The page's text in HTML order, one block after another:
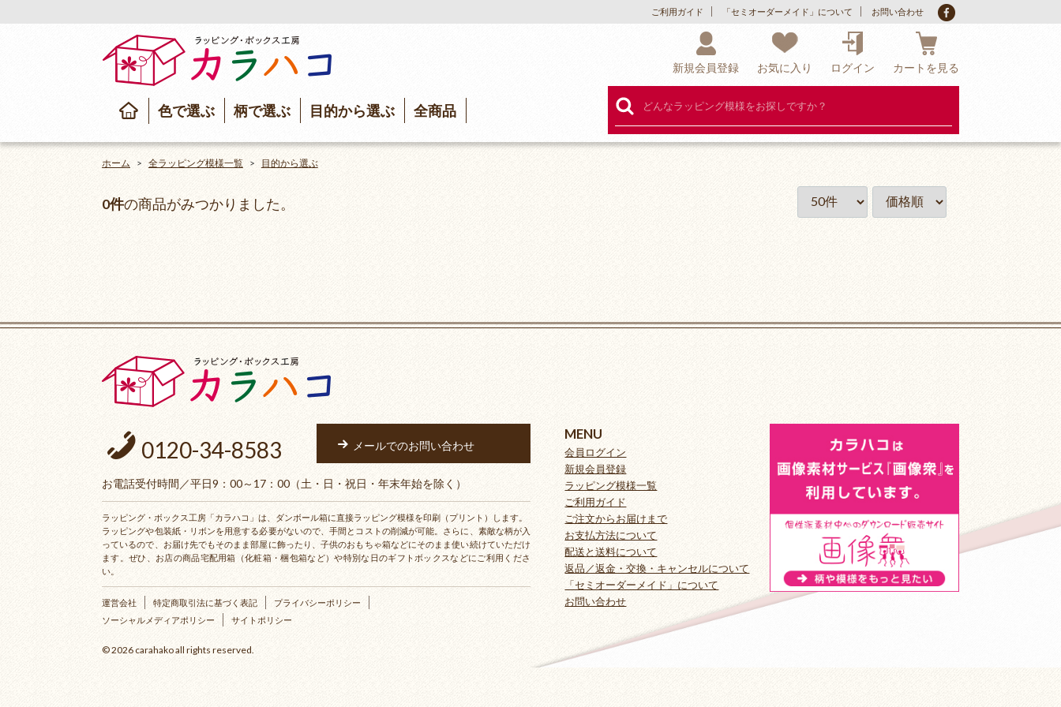
ご利用ガイド 「セミオーダーメイド」について お問い合わせ
新規会員登録 お気に入り ログイン カートを見る
色で選ぶ 柄で選ぶ 目的から選ぶ 全商品
ホーム 全ラッピング模様一覧 目的から選ぶ
0件の商品がみつかりました。
MENU
会員ログイン
新規会員登録
ラッピング模様一覧
ご利用ガイド
ご注文からお届けまで
お支払方法について
配送と送料について
返品／返金・交換・キャンセルについて
「セミオーダーメイド」について
お問い合わせ
0120-34-8583 メールでのお問い合わせ
お電話受付時間／平日9：00～17：00（土・日・祝日・年末年始を除く）
ラッピング・ボックス工房「カラハコ」は、ダンボール箱に直接ラッピング模様を印刷（プリント）します。
ラッピングや包装紙・リボンを用意する必要がないので、手間とコストの削減が可能。さらに、素敵な柄が入
っているので、お届け先でもそのまま部屋に飾ったり、子供のおもちゃ箱などにそのまま使い続けていただけ
ます。ぜひ、お店の商品宅配用箱（化粧箱・梱包箱など）や特別な日のギフトボックスなどにご利用くださ
い。
運営会社 特定商取引法に基づく表記
プライバシーポリシー
ソーシャルメディアポリシー
サイトポリシー
©2026 carahako all rights reserved.